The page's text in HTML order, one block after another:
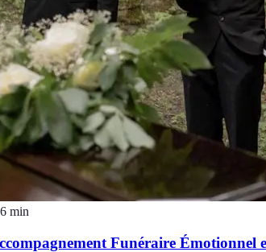
6 min
Funéraire Émotionnel